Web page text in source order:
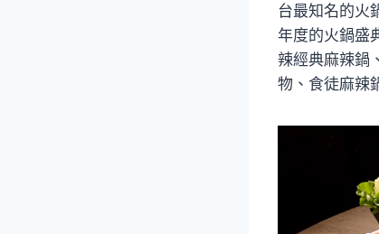
台最知名的火
年度的火鍋盛
辣經典麻辣鍋
物、食徒麻辣